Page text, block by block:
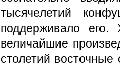
тысячелетий
поддерживало
величайшие
столетий